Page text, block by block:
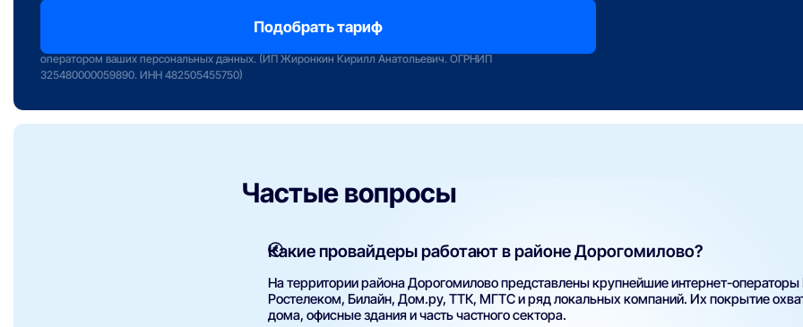
Отправляя заявку вы подтверждаете передачу персональных данных оператору
оператором ваших персональных данных. (ИП Жиронкин Кирилл Анатольевич. ОГРНИП
325480000059890. ИНН 482505455750)
Частые вопросы
Какие провайдеры работают в районе Дорогомилово?
На территории района Дорогомилово представлены крупнейшие интернет-
Ростелеком, Билайн, Дом.ру, ТТК, МГТС и ряд локальных компаний. Их покрытие
дома, офисные здания и часть частного сектора.